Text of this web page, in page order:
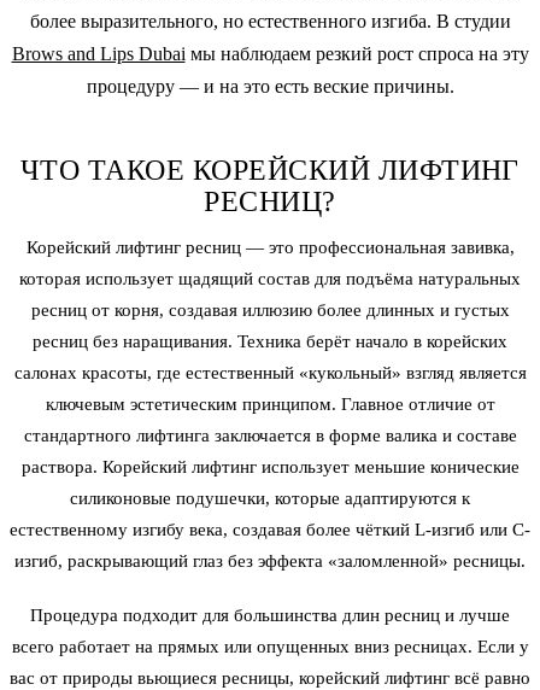
более выразительного, но естественного изгиба. В студии
Brows and Lips Dubai мы наблюдаем резкий рост спроса на эту
процедуру — и на это есть веские причины.
ЧТО ТАКОЕ КОРЕЙСКИЙ ЛИФТИНГ
РЕСНИЦ?
Корейский лифтинг ресниц — это профессиональная завивка,
которая использует щадящий состав для подъёма натуральных
ресниц от корня, создавая иллюзию более длинных и густых
ресниц без наращивания. Техника берёт начало в корейских
салонах красоты, где естественный «кукольный» взгляд является
ключевым эстетическим принципом. Главное отличие от
стандартного лифтинга заключается в форме валика и составе
раствора. Корейский лифтинг использует меньшие конические
силиконовые подушечки, которые адаптируются к
естественному изгибу века, создавая более чёткий L-изгиб или C-
изгиб, раскрывающий глаз без эффекта «заломленной» ресницы.
Процедура подходит для большинства длин ресниц и лучше
всего работает на прямых или опущенных вниз ресницах. Если у
вас от природы вьющиеся ресницы, корейский лифтинг всё равно